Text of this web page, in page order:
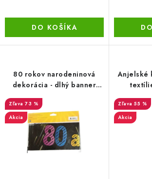
DOPLNKOVÝ PREDAJ
LETNÝ VÝPREDAJ
LacnoBlog
Kontakty,
Dopravné a Platby
Vratky a Reklamácie
Obchodné podmienky
Ochrana osobných
Reklamačný poriadok
DO KOŠÍKA
80 rokov narodeninová
dekorácia - dlhý banner
73 %
Akcia
Anjelské
55 %
Akcia